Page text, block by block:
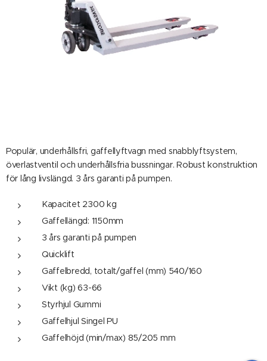
Populär, underhållsfri, gaffellyftvagn med snabblyftsystem,
överlastventil och underhållsfria bussningar. Robust konstruktion
för lång livslängd. 3 års garanti på pumpen.
Kapacitet 2300 kg
Gaffellängd: 1150mm
3 års garanti på pumpen
Quicklift
Gaffelbredd, totalt/gaffel (mm) 540/160
Vikt (kg) 63-66
Styrhjul Gummi
Gaffelhjul Singel PU
Gaffelhöjd (min/max) 85/205 mm